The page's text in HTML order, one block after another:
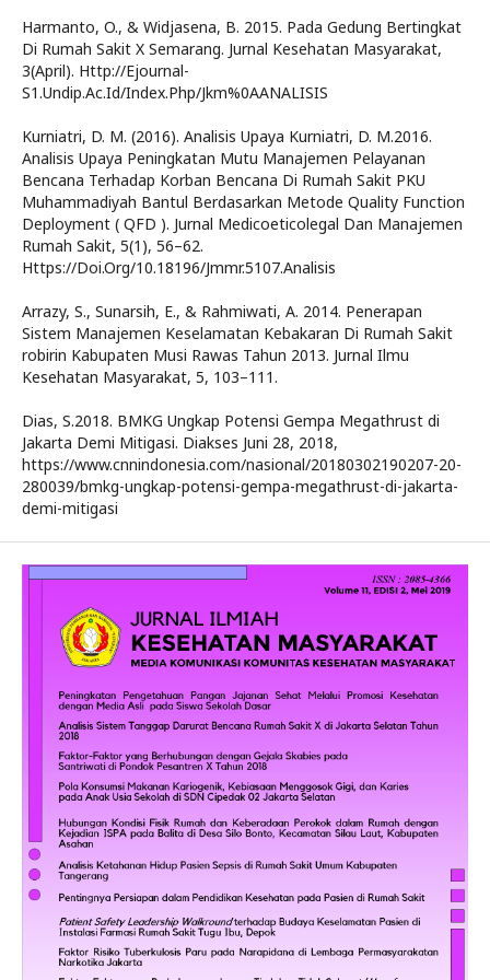
Harmanto, O., & Widjasena, B. 2015. Pada Gedung Bertingkat
Di Rumah Sakit X Semarang. Jurnal Kesehatan Masyarakat,
3(April). Http://Ejournal-
S1.Undip.Ac.Id/Index.Php/Jkm%0AANALISIS
Kurniatri, D. M. (2016). Analisis Upaya Kurniatri, D. M.2016.
Analisis Upaya Peningkatan Mutu Manajemen Pelayanan
Bencana Terhadap Korban Bencana Di Rumah Sakit PKU
Muhammadiyah Bantul Berdasarkan Metode Quality Function
Deployment ( QFD ). Jurnal Medicoeticolegal Dan Manajemen
Rumah Sakit, 5(1), 56–62.
Https://Doi.Org/10.18196/Jmmr.5107.Analisis
Arrazy, S., Sunarsih, E., & Rahmiwati, A. 2014. Penerapan
Sistem Manajemen Keselamatan Kebakaran Di Rumah Sakit
robirin Kabupaten Musi Rawas Tahun 2013. Jurnal Ilmu
Kesehatan Masyarakat, 5, 103–111.
Dias, S.2018. BMKG Ungkap Potensi Gempa Megathrust di
Jakarta Demi Mitigasi. Diakses Juni 28, 2018,
https://www.cnnindonesia.com/nasional/20180302190207-20-
280039/bmkg-ungkap-potensi-gempa-megathrust-di-jakarta-
demi-mitigasi